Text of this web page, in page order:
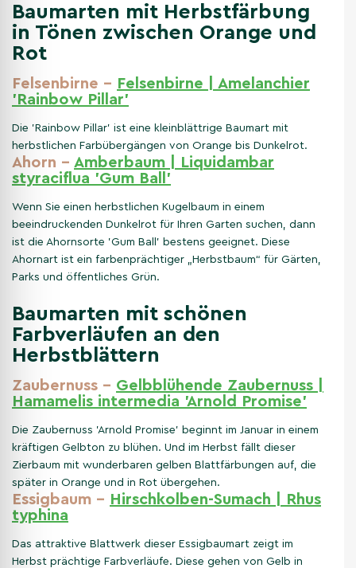
Baumarten mit Herbstfärbung
in Tönen zwischen Orange und
Rot
Felsenbirne – Felsenbirne | Amelanchier
'Rainbow Pillar'
Die 'Rainbow Pillar' ist eine kleinblättrige Baumart mit
herbstlichen Farbübergängen von Orange bis Dunkelrot.
Ahorn – Amberbaum | Liquidambar
styraciflua 'Gum Ball'
Wenn Sie einen herbstlichen Kugelbaum in einem
beeindruckenden Dunkelrot für Ihren Garten suchen, dann
ist die Ahornsorte 'Gum Ball' bestens geeignet. Diese
Ahornart ist ein farbenprächtiger „Herbstbaum“ für Gärten,
Parks und öffentliches Grün.
Baumarten mit schönen
Farbverläufen an den
Herbstblättern
Zaubernuss – Gelbblühende Zaubernuss |
Hamamelis intermedia 'Arnold Promise'
Die Zaubernuss 'Arnold Promise' beginnt im Januar in einem
kräftigen Gelbton zu blühen. Und im Herbst fällt dieser
Zierbaum mit wunderbaren gelben Blattfärbungen auf, die
später in Orange und in Rot übergehen.
Essigbaum – Hirschkolben-Sumach | Rhus
typhina
Das attraktive Blattwerk dieser Essigbaumart zeigt im
Herbst prächtige Farbverläufe. Diese gehen von Gelb in